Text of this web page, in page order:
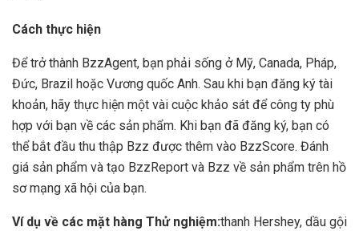
Cách thực hiện
Để trở thành BzzAgent, bạn phải sống ở Mỹ, Canada, Pháp,
Đức, Brazil hoặc Vương quốc Anh. Sau khi bạn đăng ký tài
khoản, hãy thực hiện một vài cuộc khảo sát để công ty phù
hợp với bạn về các sản phẩm. Khi bạn đã đăng ký, bạn có
thể bắt đầu thu thập Bzz được thêm vào BzzScore. Đánh
giá sản phẩm và tạo BzzReport và Bzz về sản phẩm trên hồ
sơ mạng xã hội của bạn.
Ví dụ về các mặt hàng Thử nghiệm:thanh Hershey, dầu gội